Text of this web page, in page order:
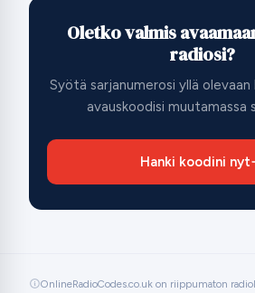
Oletko valmis
radiosi?
Syötä sarjanumerosi yllä
avauskoodisi muutamassa
Hanki koodini nyt
OnlineRadioCodes.co.uk on riippumaton